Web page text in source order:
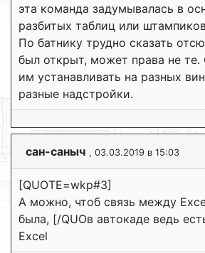
эта команда задумывалась в
разбитых таблиц или
По батнику трудно сказать
был открыт, может права не
им устанавливать на разных
разные надстройки.
сан-саныч , 03.03.2019 в 15:03
[QUOTE=wkp#3]
А можно, чтоб связь между
была, [/QUOв автокаде ведь
Exсel